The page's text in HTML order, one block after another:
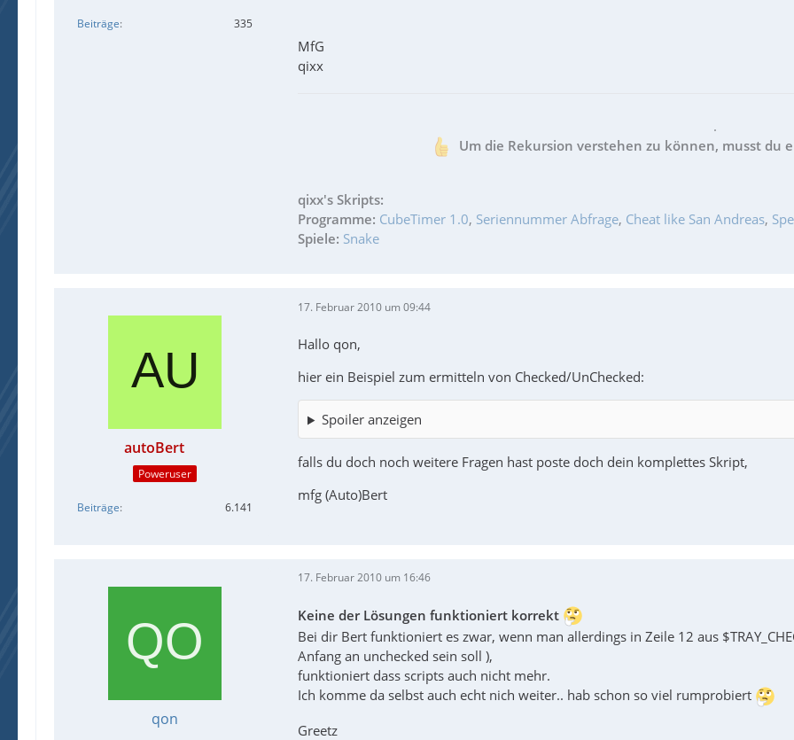
Beiträge 335
MfG
qixx
.
Um die Rekursion verstehen zu können, musst du
qixx's Skripts:
Programme: CubeTimer 1.0, Seriennummer Abfrage, Cheat like San Andreas,
Spiele: Snake
autoBert
Poweruser
Beiträge 6.141
17. Februar 2010 um 09:44
Hallo qon,
hier ein Beispiel zum ermitteln von Checked/UnChecked:
Spoiler anzeigen
falls du doch noch weitere Fragen hast poste doch dein komplettes Skript,
mfg (Auto)Bert
qon
17. Februar 2010 um 16:46
Keine der Lösungen funktioniert korrekt
Bei dir Bert funktioniert es zwar, wenn man allerdings in Zeile 12 aus
Anfang an unchecked sein soll ),
funktioniert dass scripts auch nicht mehr.
Ich komme da selbst auch echt nich weiter.. hab schon so viel rumprobiert
Greetz